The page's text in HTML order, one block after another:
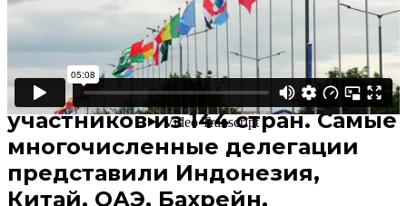
Петербургский
международный
экономический форум 2025
посетили более 24 тысяч
участников из 144 стран. Самые
многочисленные делегации
представили Индонезия,
Китай, ОАЭ, Бахрейн,